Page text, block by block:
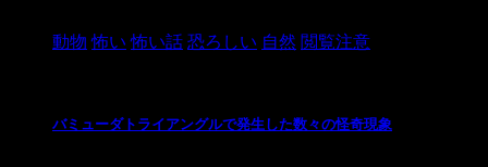
動物 怖い 怖い話 恐ろしい 自然 閲覧注意
バミューダトライアングルで発生した数々の怪奇現象